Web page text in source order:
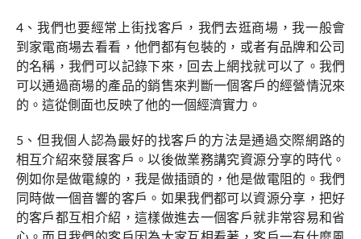
4、我們也要經常上街找客戶，我們去逛商場，我一般會
到家電商場去看看，他們都有包裝的，或者有品牌和公司
的名稱，我們可以記錄下來，回去上網找就可以了。我們
可以通過商場的產品的銷售來判斷一個客戶的經營情況來
的。這從側面也反映了他的一個經濟實力。
5、但我個人認為最好的找客戶的方法是通過交際網路的
相互介紹來發展客戶。以後做業務講究資源分享的時代。
例如你是做電線的，我是做插頭的，他是做電阻的。我們
同時做一個音響的客戶。如果我們都可以資源分享，把好
的客戶都互相介紹，這樣做進去一個客戶就非常容易和省